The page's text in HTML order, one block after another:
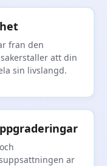
fran den
att din
sin livslangd.
ar